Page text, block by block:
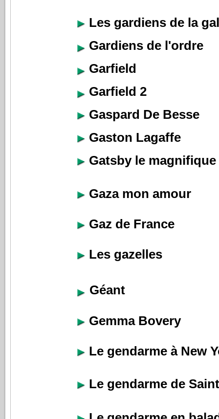
Les gardiens de la
Gardiens de l'ordre
Garfield
Garfield 2
Gaspard De Besse
Gaston Lagaffe
Gatsby le magnifique
Gaza mon amour
Gaz de France
Les gazelles
Géant
Gemma Bovery
Le gendarme à New
Le gendarme de